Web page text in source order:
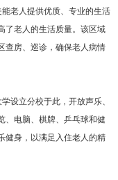
老人提供优质、专业的生活
了老人的生活质量。该区域
查房、巡诊，确保老人病情
设立分校于此，开放声乐、
、电脑、棋牌、乒乓球和健
健身，以满足入住老人的精